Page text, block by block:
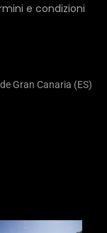
e condizioni
Gran Canaria (ES)